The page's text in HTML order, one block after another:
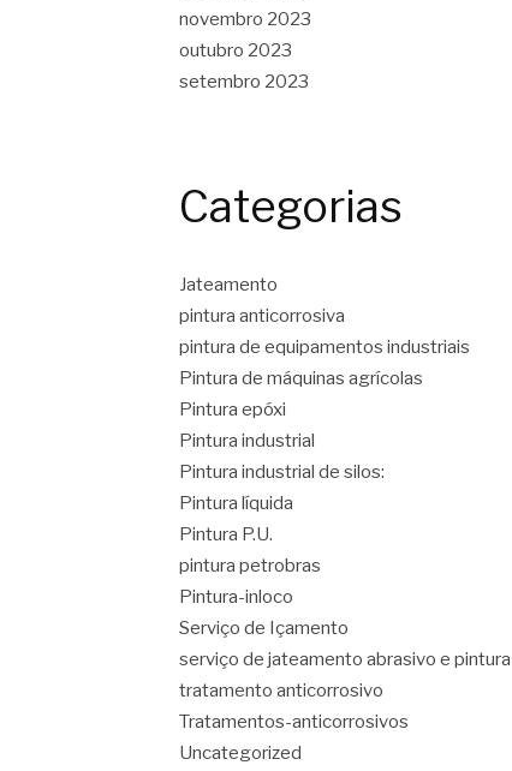
novembro 2023
outubro 2023
setembro 2023
Categorias
Jateamento
pintura anticorrosiva
pintura de equipamentos industriais
Pintura de máquinas agrícolas
Pintura epóxi
Pintura industrial
Pintura industrial de silos:
Pintura líquida
Pintura P.U.
pintura petrobras
Pintura-inloco
Serviço de Içamento
serviço de jateamento abrasivo e pintura
tratamento anticorrosivo
Tratamentos-anticorrosivos
Uncategorized